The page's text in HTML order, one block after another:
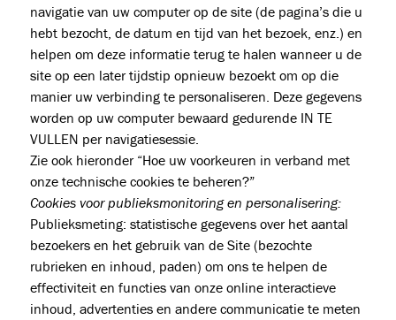
navigatie van uw computer op de site (de pagina’s die u
hebt bezocht, de datum en tijd van het bezoek, enz.) en
helpen om deze informatie terug te halen wanneer u de
site op een later tijdstip opnieuw bezoekt om op die
manier uw verbinding te personaliseren. Deze gegevens
worden op uw computer bewaard gedurende IN TE
VULLEN per navigatiesessie.
Zie ook hieronder “Hoe uw voorkeuren in verband met
onze technische cookies te beheren?”
Cookies voor publieksmonitoring en personalisering:
Publieksmeting: statistische gegevens over het aantal
bezoekers en het gebruik van de Site (bezochte
rubrieken en inhoud, paden) om ons te helpen de
effectiviteit en functies van onze online interactieve
inhoud, advertenties en andere communicatie te meten